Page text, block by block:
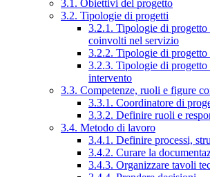
3.1. Obiettivi del progetto
3.2. Tipologie di progetti
3.2.1. Tipologie di progetto
coinvolti nel servizio
3.2.2. Tipologie di progetto
3.2.3. Tipologie di progetto
intervento
3.3. Competenze, ruoli e figure
3.3.1. Coordinatore di
3.3.2. Definire ruoli e
3.4. Metodo di lavoro
3.4.1. Definire processi,
3.4.2. Curare la
3.4.3. Organizzare tavoli